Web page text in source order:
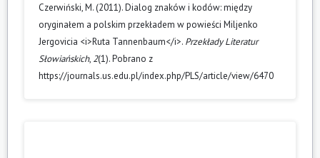
Czerwiński, M. (2011). Dialog znaków i kodów: między
oryginałem a polskim przekładem w powieści Miljenko
Jergovicia <i>Ruta Tannenbaum</i>. Przekłady Literatur
Słowiańskich, 2(1). Pobrano z
https://journals.us.edu.pl/index.php/PLS/article/view/6470